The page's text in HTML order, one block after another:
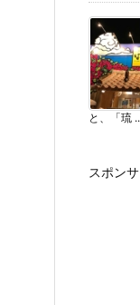
と、「琉
スポン